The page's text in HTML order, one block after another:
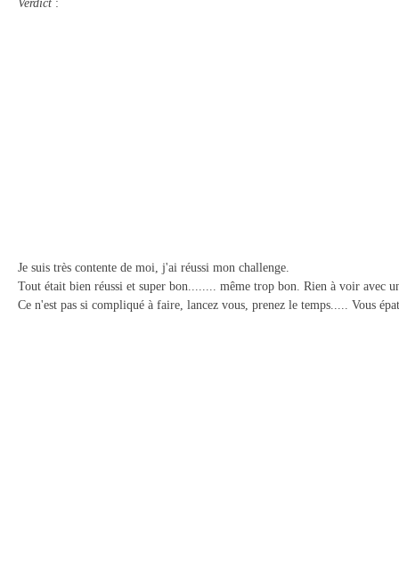
Verdict :
Je suis très contente de moi, j'ai réussi mon challenge.
Tout était bien réussi et super bon........ même trop bon. Rien à voir avec
Ce n'est pas si compliqué à faire, lancez vous, prenez le temps..... Vous